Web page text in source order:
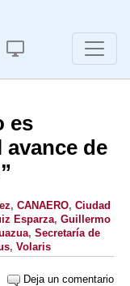
es
de
, CANAERO, Ciudad
Esparza, Guillermo
, Secretaría de
, Volaris
Deja un comentario